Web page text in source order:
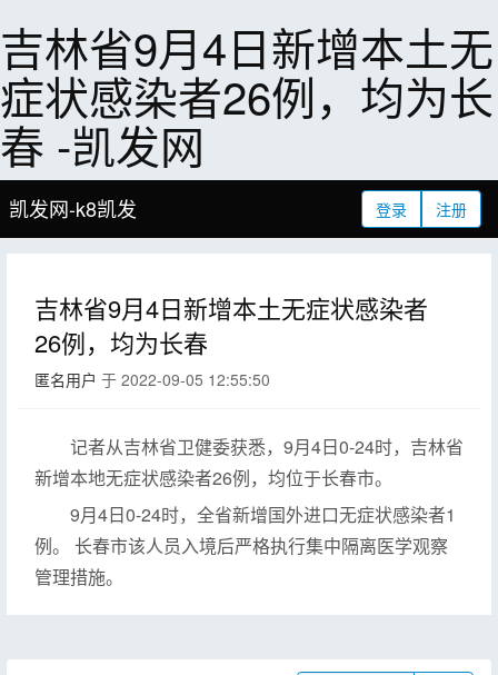
吉林省9月4日新增本土无
症状感染者26例，均为长
春 -凯发网
登录 注册
凯发网-k8凯发
吉林省9月4日新增本土无症状感染者
26例，均为长春
匿名用户 于 2022-09-05 12:55:50
记者从吉林省卫健委获悉，9月4日0-24时，吉林省
新增本地无症状感染者26例，均位于长春市。
9月4日0-24时，全省新增国外进口无症状感染者1
例。 长春市该人员入境后严格执行集中隔离医学观察
管理措施。